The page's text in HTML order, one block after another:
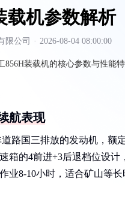
载机参数解析
限公司 · 2026-08-04 08:00:00
856H装载机的核心参数与性能
航表现
路国三排放的发动机，额
箱的4前进+3后退档位设
业8-10小时，适合矿山等长